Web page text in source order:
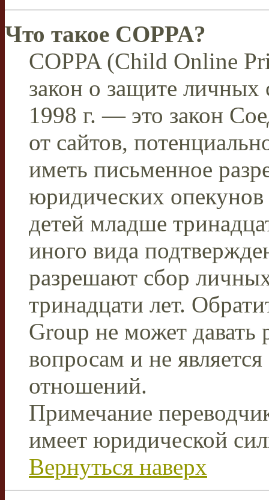
Что такое COPPA?
COPPA (Child Online
закон о защите личных
1998 г. — это закон
от сайтов,
иметь письменное
юридических опекунов
детей младше
иного вида
разрешают сбор
тринадцати лет.
Group не может
вопросам и не
отношений.
Примечание
имеет юридической
Вернуться наверх